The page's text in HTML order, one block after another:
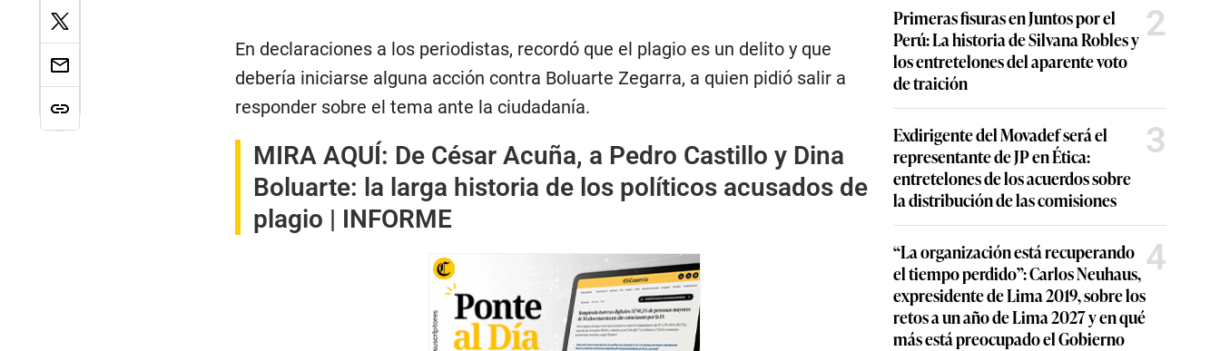
En declaraciones a los periodistas, recordó que el plagio es un delito y que
debería iniciarse alguna acción contra Boluarte Zegarra, a quien pidió salir a
responder sobre el tema ante la ciudadanía.
MIRA AQUÍ: De César Acuña, a Pedro Castillo y Dina
Boluarte: la larga historia de los políticos acusados de
plagio | INFORME
Primeras fisuras en Juntos por el
Perú: La historia de Silvana Robles y
los entretelones del aparente voto
de traición
2
Exdirigente del Movadef será el
representante de JP en Ética:
entretelones de los acuerdos sobre
la distribución de las comisiones
3
“La organización está recuperando
el tiempo perdido”: Carlos Neuhaus,
expresidente de Lima 2019, sobre los
retos a un año de Lima 2027 y en qué
más está preocupado el Gobierno
4